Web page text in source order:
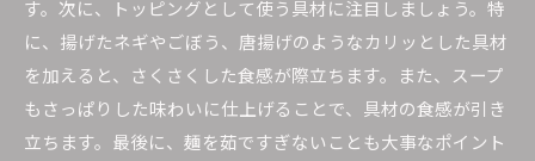
す。次に、トッピングとして使う具材に注目しましょう。特
に、揚げたネギやごぼう、唐揚げのようなカリッとした具材
を加えると、さくさくした食感が際立ちます。また、スープ
もさっぱりした味わいに仕上げることで、具材の食感が引き
立ちます。最後に、麺を茹ですぎないことも大事なポイント